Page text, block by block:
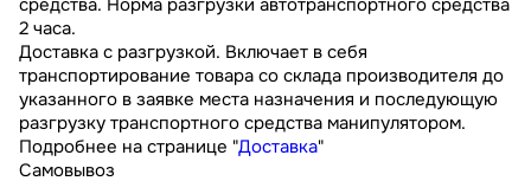
2 часа.
Доставка с разгрузкой. Включает в себя
транспортирование товара со склада производителя до
указанного в заявке места назначения и последующую
разгрузку транспортного средства манипулятором.
Подробнее на странице "Доставка"
Самовывоз